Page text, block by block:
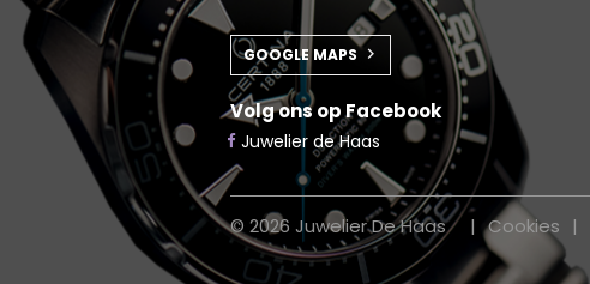
GOOGLE MAPS
Volg ons op Facebook
Juwelier de Haas
© 2026 Juwelier De Haas Cookies